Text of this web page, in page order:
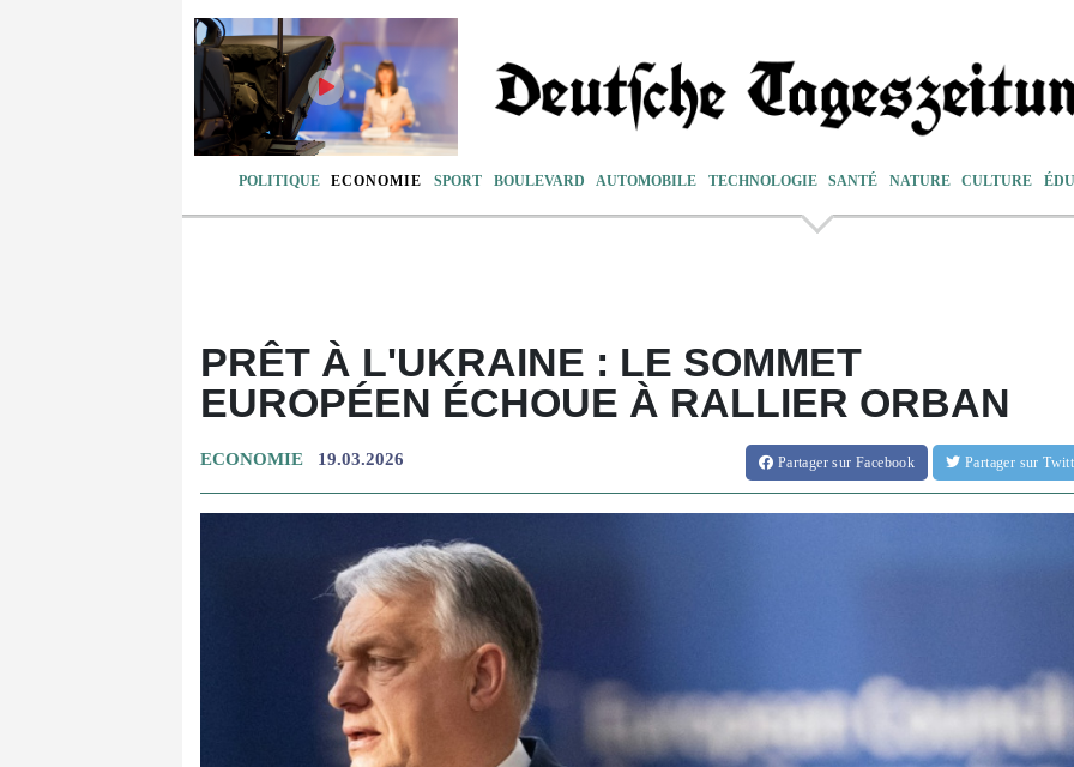
POLITIQUE ECONOMIE SPORT BOULEVARD AUTOMOBILE TECHNOLOGIE SANTÉ NATURE CULTURE
PRÊT À L'UKRAINE : LE SOMMET
EUROPÉEN ÉCHOUE À RALLIER ORBAN
ECONOMIE 19.03.2026 Partagersur Facebook Partager sur